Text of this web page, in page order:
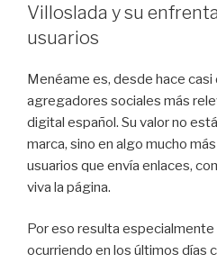
Villoslada y su
usuarios
Menéame es, desde hace
agregadores sociales más
digital español. Su valor no
marca, sino en algo mucho
usuarios que envía enlaces,
viva la página.
Por eso resulta
ocurriendo en los últimos días